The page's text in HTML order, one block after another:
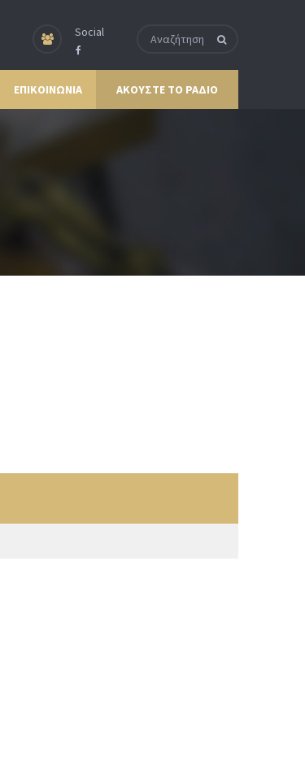
Social
ΕΠΙΚΟΙΝΩΝΙΑ ΑΚΟΥΣΤΕ ΤΟ ΡΑΔΙΟ